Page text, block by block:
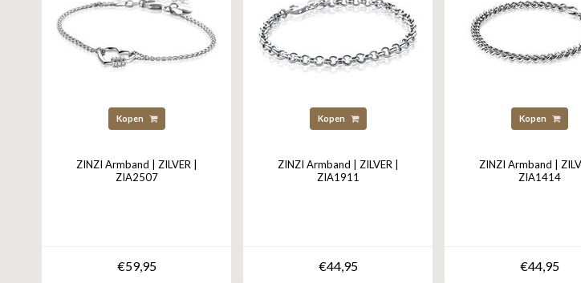
Kopen
ZINZI Armband | ZILVER |
ZIA2507
€59,95
Kopen
ZINZI Armband | ZILVER |
ZIA1911
€44,95
Kopen
ZINZI Armband |
ZIA1414
€44,95